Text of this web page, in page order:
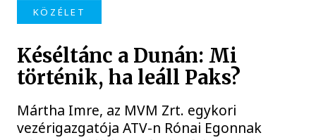
KÖZÉLET
Késéltánc a Dunán: Mi
történik, ha leáll Paks?
Mártha Imre, az MVM Zrt. egykori
vezérigazgatója ATV-n Rónai Egonnak